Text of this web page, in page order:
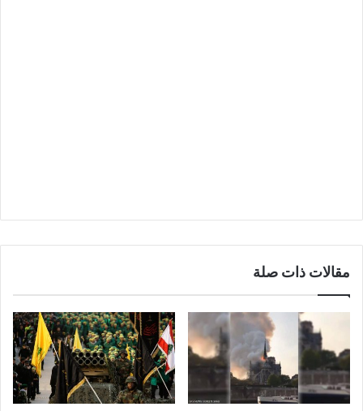
مقالات ذات صلة